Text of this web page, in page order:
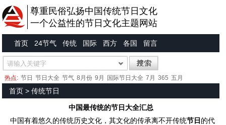
尊重民俗弘扬中国传统节日文化
一个公益性的节日文化主题网站
首页 24节气 传统 国际 西方 各国 留言
热点: 节日 节日大全 节气 8月份 9月 国际节日大全 7月 365 五月
首页 >传统节日
中国最传统的节日大全汇总
中国有着悠久的传统历史文化，其文化的传承离不开传统节日 的代